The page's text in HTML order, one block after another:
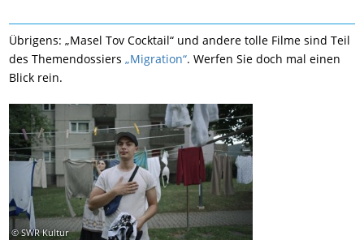
Übrigens: „Masel Tov Cocktail“ und andere tolle Filme sind Teil
des Themendossiers„Migration“. Werfen Sie doch mal einen
Blick rein.
© SWR Kultur